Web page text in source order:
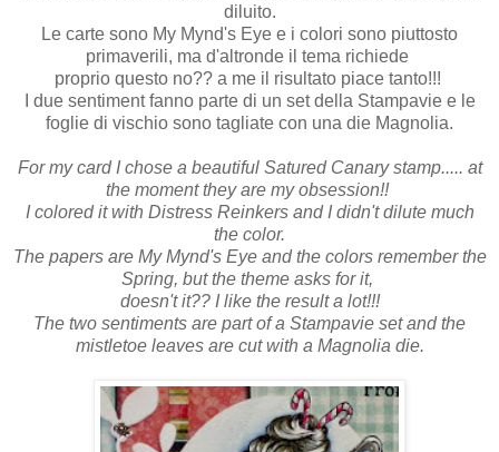
diluito.
Le carte sono My Mynd's Eye e i colori sono piuttosto
primaverili, ma d'altronde il tema richiede
proprio questo no?? a me il risultato piace tanto!!!
I due sentiment fanno parte di un set della Stampavie e le
foglie di vischio sono tagliate con una die Magnolia.
For my card I chose a beautiful Satured Canary stamp..... at
the moment they are my obsession!!
I colored it with Distress Reinkers and I didn't dilute much
the color.
The papers are My Mynd's Eye and the colors remember the
Spring, but the theme asks for it,
doesn't it?? I like the result a lot!!!
The two sentiments are part of a Stampavie set and the
mistletoe leaves are cut with a Magnolia die.